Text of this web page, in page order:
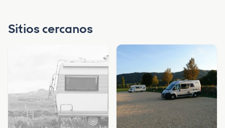
Sitios cercanos